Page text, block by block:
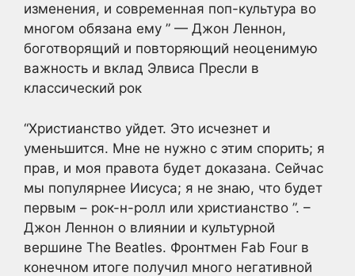
изменения, и современная поп-культура во
многом обязана ему ” — Джон Леннон,
боготворящий и повторяющий неоценимую
важность и вклад Элвиса Пресли в
классический рок
“Христианство уйдет. Это исчезнет и
уменьшится. Мне не нужно с этим спорить; я
прав, и моя правота будет доказана. Сейчас
мы популярнее Иисуса; я не знаю, что будет
первым – рок-н-ролл или христианство ”. –
Джон Леннон о влиянии и культурной
вершине The Beatles. Фронтмен Fab Four в
конечном итоге получил много негативной